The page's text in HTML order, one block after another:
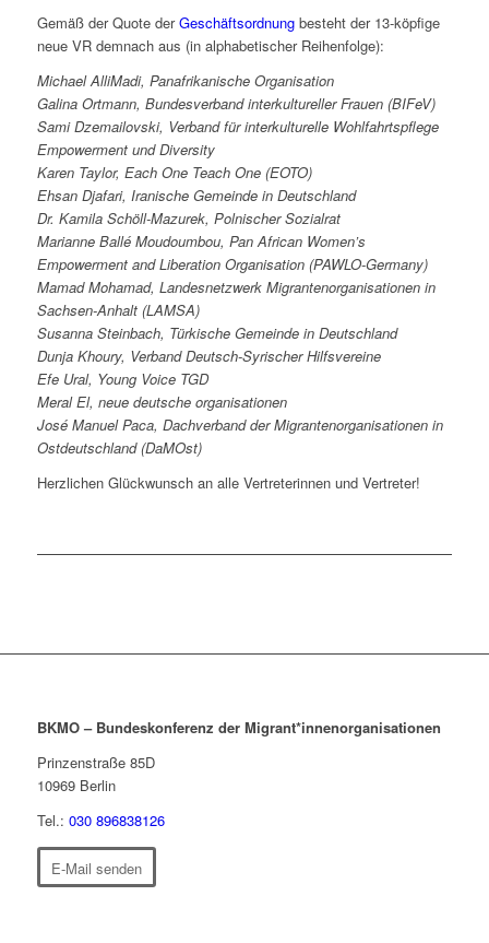
Gemäß der Quote derGeschäftsordnungbesteht der 13-köpfige
neue VR demnach aus (in alphabetischer Reihenfolge):
Michael AlliMadi, Panafrikanische Organisation
Galina Ortmann, Bundesverband interkultureller Frauen (BIFeV)
Sami Dzemailovski, Verband für interkulturelle Wohlfahrtspflege
Empowerment und Diversity
Karen Taylor, Each One Teach One (EOTO)
Ehsan Djafari, Iranische Gemeinde in Deutschland
Dr. Kamila Schöll-Mazurek, Polnischer Sozialrat
Marianne Ballé Moudoumbou, Pan African Women’s
Empowerment and Liberation Organisation (PAWLO-Germany)
Mamad Mohamad, Landesnetzwerk Migrantenorganisationen in
Sachsen-Anhalt (LAMSA)
Susanna Steinbach, Türkische Gemeinde in Deutschland
Dunja Khoury, Verband Deutsch-Syrischer Hilfsvereine
Efe Ural, Young Voice TGD
Meral El, neue deutsche organisationen
José Manuel Paca, Dachverband der Migrantenorganisationen in
Ostdeutschland (DaMOst)
Herzlichen Glückwunsch an alle Vertreterinnen und Vertreter!
BKMO – Bundeskonferenz der Migrant*innenorganisationen
Prinzenstraße 85D
10969Berlin
Tel.: 030 896838126
E-Mail senden